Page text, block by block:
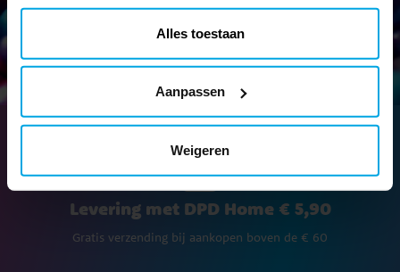
Alles toestaan
Aanpassen
Weigeren
Verstuur
Levering met DPD Home € 5,90
Gratis verzending bij aankopen boven de € 60